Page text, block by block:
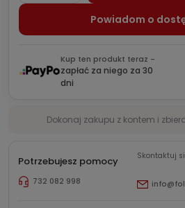
Powiadom o
Kup ten produkt teraz -
zapłać za niego za 30
dni
Dokonaj zakupu z kontem i
Potrzebujesz pomocy Skontaktuj
732 082 998